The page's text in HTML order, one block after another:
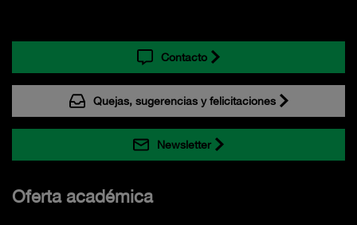
Contacto
Quejas, sugerencias y felicitaciones
Newsletter
Oferta académica